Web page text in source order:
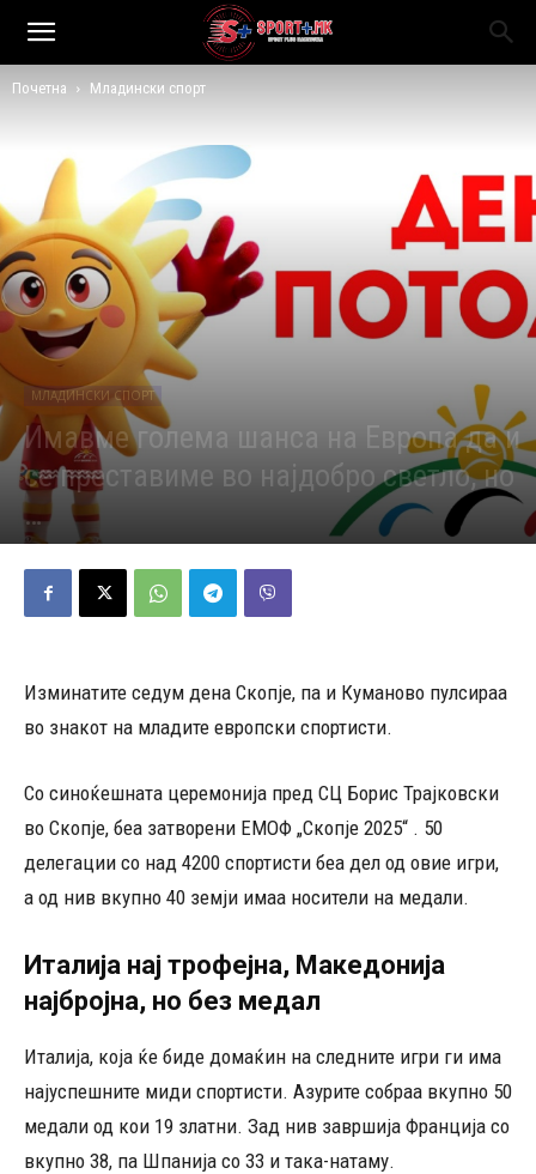
Почетна Младински спорт
МЛАДИНСКИ СПОРТ
Имавме голема шанса на Европа да и
се преставиме во најдобро светло, но
…
Изминатите седум дена Скопје, па и Куманово пулсираа
во знакот на младите европски спортисти.
Со синоќешната церемонија пред СЦ Борис Трајковски
во Скопје, беа затворени ЕМОФ „Скопје 2025“ . 50
делегации со над 4200 спортисти беа дел од овие игри,
а од нив вкупно 40 земји имаа носители на медали.
Италија нај трофејна, Македонија
најбројна, но без медал
Италија, која ќе биде домаќин на следните игри ги има
најуспешните миди спортисти. Азурите собраа вкупно 50
медали од кои 19 златни. Зад нив завршија Франција со
вкупно 38, па Шпанија со 33 и така-натаму.